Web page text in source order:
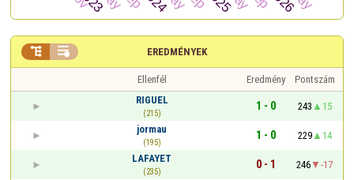
EREDMÉNYEK
 
Ellenfél Eredmény
Pontszám
RIGUEL
(215)
1 - 0 243
15
jormau
(195)
1 - 0 229
14
LAFAYET
(235)
0 - 1 246
-17